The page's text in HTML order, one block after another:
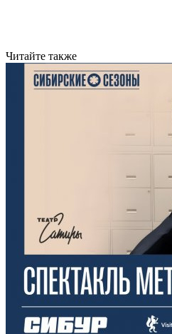
Читайте также